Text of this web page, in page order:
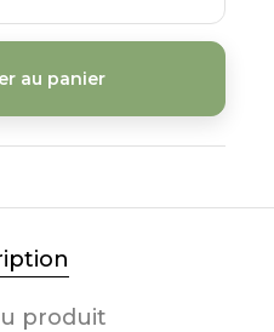
au panier
produit